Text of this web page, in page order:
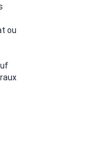
ou